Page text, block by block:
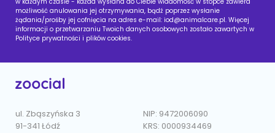
możliwość anulowania jej otrzymywania, bądź poprzez wysłanie
żądania/prośby jej cofnięcia na adres e-mail: iod@animalcare.pl. Więcej
informacji o przetwarzaniu Twoich danych osobowych zostało zawartych w
Polityce prywatności i plików cookies.
ul. Zbąszyńska 3
91-341 Łódź
NIP: 9472006090
KRS: 0000934469